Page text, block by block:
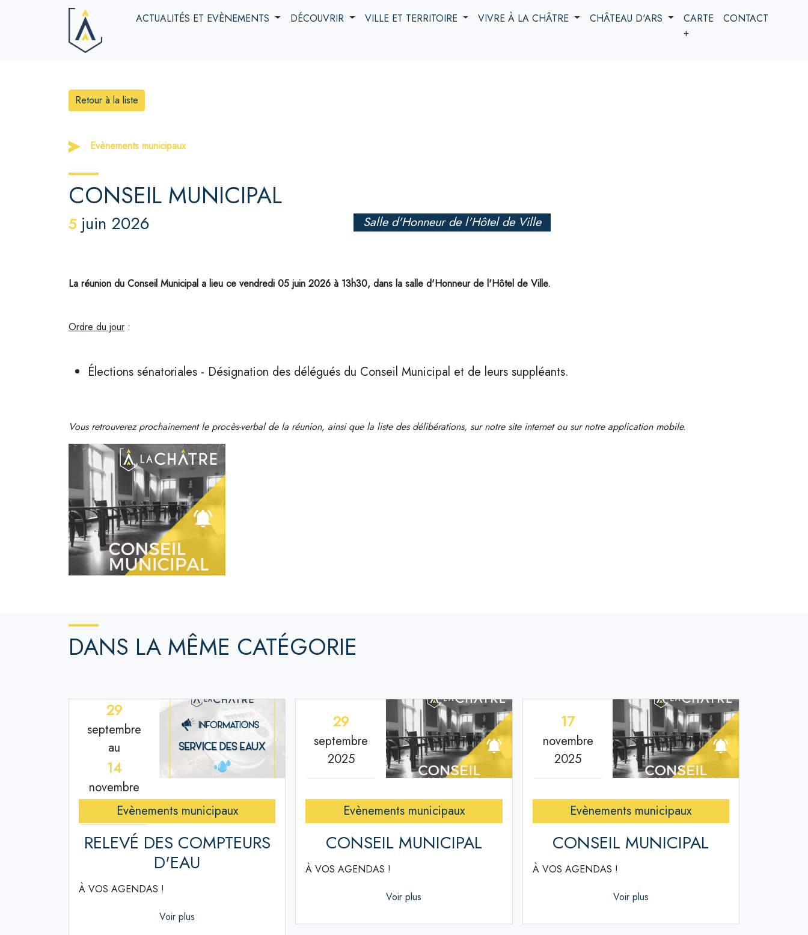
ACTUALITÉS ET EVÈNEMENTS DÉCOUVRIR VILLE ET TERRITOIRE VIVRE À LA CHÂTRE CHÂTEAU D'ARS
CARTE
+
CONTACT
Retour à la liste
Evènements municipaux
CONSEIL MUNICIPAL
5 juin 2026 Salle d'Honneur de l'Hôtel de Ville
La réunion du Conseil Municipal a lieu ce vendredi 05 juin 2026 à 13h30, dans la salle d'Honneur de l'Hôtel de Ville.
Ordre du jour :
Élections sénatoriales - Désignation des délégués du Conseil Municipal et de leurs suppléants.
Vous retrouverez prochainement le procès-verbal de la réunion, ainsi que la liste des délibérations, sur notre site internet ou sur notre application mobile.
DANS LA MÊME CATÉGORIE
29
septembre
au
14
novembre
2025Evènements municipaux
RELEVÉ DES COMPTEURS
D'EAU
À VOS AGENDAS !
Voir plus
29
septembre
2025
Evènements municipaux
CONSEIL MUNICIPAL
À VOS AGENDAS !
Voir plus
17
novembre
2025
Evènements municipaux
CONSEIL MUNICIPAL
À VOS AGENDAS !
Voir plus